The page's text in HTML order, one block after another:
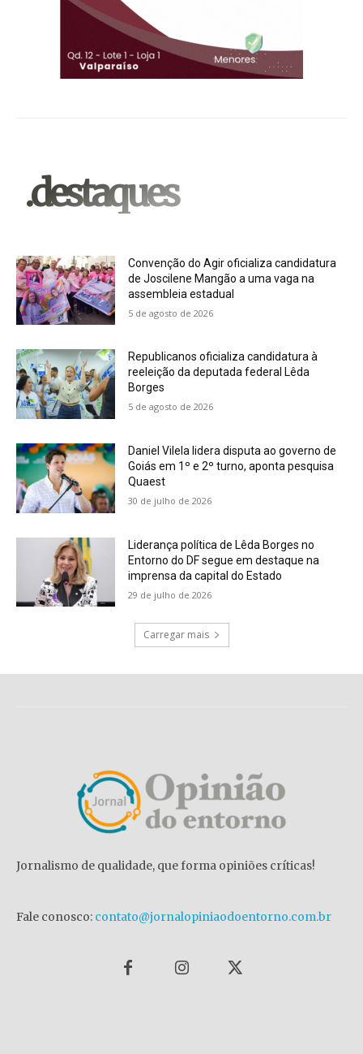
.destaques
Convenção do Agir oficializa candidatura
de Joscilene Mangão a uma vaga na
assembleia estadual
5 de agosto de 2026
Republicanos oficializa candidatura à
reeleição da deputada federal Lêda
Borges
5 de agosto de 2026
Daniel Vilela lidera disputa ao governo de
Goiás em 1º e 2º turno, aponta pesquisa
Quaest
30 de julho de 2026
Liderança política de Lêda Borges no
Entorno do DF segue em destaque na
imprensa da capital do Estado
29 de julho de 2026
Carregar mais
Jornalismo de qualidade, que forma opiniões críticas!
Fale conosco: contato@jornalopiniaodoentorno.com.br